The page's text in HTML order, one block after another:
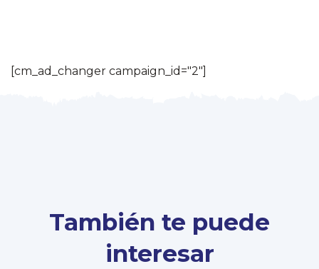
[cm_ad_changer campaign_id="2"]
También te puede
interesar